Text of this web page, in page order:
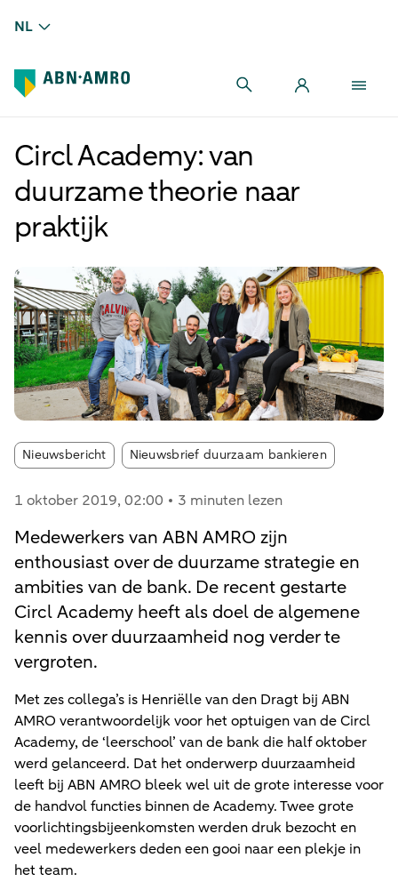
NL
Circl Academy: van
duurzame theorie naar
praktijk
Nieuwsbericht Article tags:
Nieuwsbrief duurzaam bankieren
1 oktober 2019, 02:00 3 minuten lezen
Medewerkers van ABN AMRO zijn
enthousiast over de duurzame strategie en
ambities van de bank. De recent gestarte
Circl Academy heeft als doel de algemene
kennis over duurzaamheid nog verder te
vergroten.
Met zes collega’s is Henriëlle van den Dragt bij ABN
AMRO verantwoordelijk voor het optuigen van de Circl
Academy, de ‘leerschool’ van de bank die half oktober
werd gelanceerd. Dat het onderwerp duurzaamheid
leeft bij ABN AMRO bleek wel uit de grote interesse voor
de handvol functies binnen de Academy. Twee grote
voorlichtingsbijeenkomsten werden druk bezocht en
veel medewerkers deden een gooi naar een plekje in
het team.